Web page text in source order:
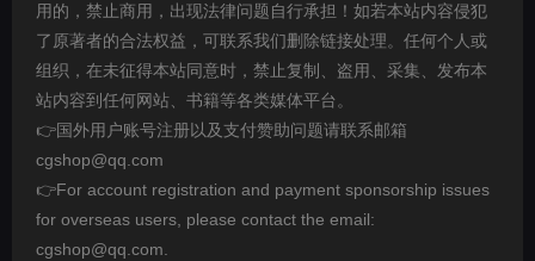
用的，禁止商用，出现法律问题自行承担！如若本站内容侵犯
了原著者的合法权益，可联系我们删除链接处理。任何个人或
组织，在未征得本站同意时，禁止复制、盗用、采集、发布本
站内容到任何网站、书籍等各类媒体平台。
👉国外用户账号注册以及支付赞助问题请联系邮箱
cgshop@qq.com
👉For account registration and payment sponsorship issues
for overseas users, please contact the email:
cgshop@qq.com.